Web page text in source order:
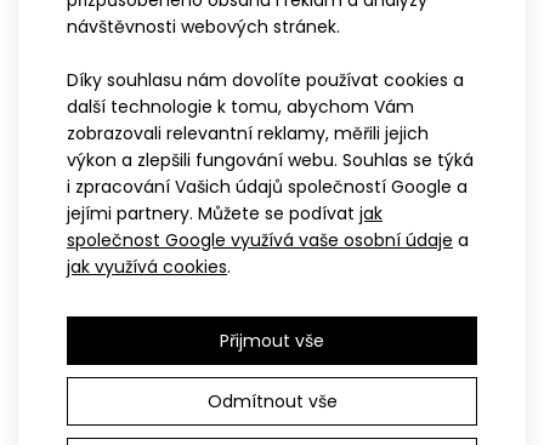
návštěvnosti webových stránek.
Díky souhlasu nám dovolíte používat cookies a
další technologie k tomu, abychom Vám
zobrazovali relevantní reklamy, měřili jejich
výkon a zlepšili fungování webu. Souhlas se týká
i zpracování Vašich údajů společností Google a
jejími partnery. Můžete se podívat jak
společnost Google využívá vaše osobní údaje a
jak využívá cookies.
Přijmout vše
Odmítnout vše
Dámská mikina GAIA tyrkysová
2 299 Kč
Dámská sportovní mikina GAIA má přiléhavý žensky tvarovaný
Pokud sportem začínáte a nevíte, co na
Vás. Tato řada nabízí nejlepší poměr cena /
výkon. Oblečení je vhodné jak pro úplné
začátečníky, tak pro hobíky, kteří objedou
pouze pár závodů za sezónu.
P PROFI
Oblečení řady PROFI je vhodné pro všechny
sportovce, kteří berou sport více než jako
příležitostné hobby. Produktová řada PROFI
je vhodná pro všechny ty, kteří se věnují
sportu na každodenní bázi. Použité střihy i